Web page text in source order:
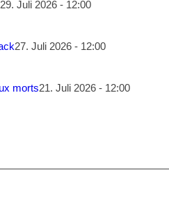
29. Juli 2026 - 12:00
27. Juli 2026 - 12:00
morts21. Juli 2026 - 12:00